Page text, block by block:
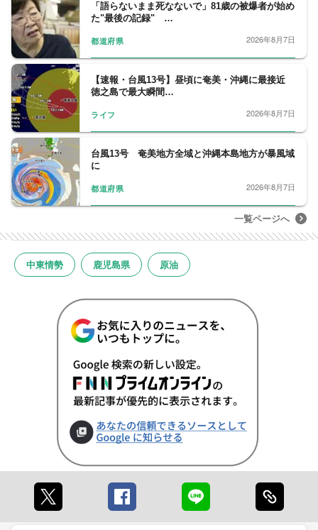
「語らないまま死なないで」81歳の被爆者が始め
た"最後の記録" …
都道府県 2026年8月7日
【速報・台風13号】昼頃に奄美・沖縄に最接近
徳之島で最大瞬間…
ライフ 2026年8月7日
台風13号 奄美地方全域と沖縄本島地方が暴風域
に
都道府県 2026年8月7日
一覧ページへ
中東情勢 鹿児島県 原油